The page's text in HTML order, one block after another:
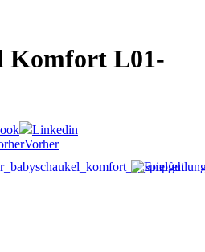
Komfort L01-
Linkedin
Vorher